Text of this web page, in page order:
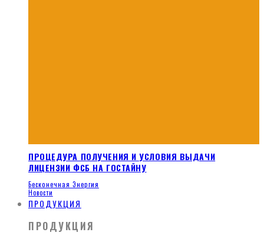
ПРОЦЕДУРА ПОЛУЧЕНИЯ И УСЛОВИЯ ВЫДАЧИ
ЛИЦЕНЗИИ ФСБ НА ГОСТАЙНУ
Бесконечная Энергия
Новости
ПРОДУКЦИЯ
ПРОДУКЦИЯ